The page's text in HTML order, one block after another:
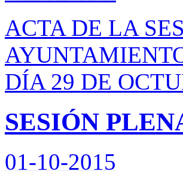
ACTA DE LA
DÍA 29 DE
SESIÓN
01-10-2015